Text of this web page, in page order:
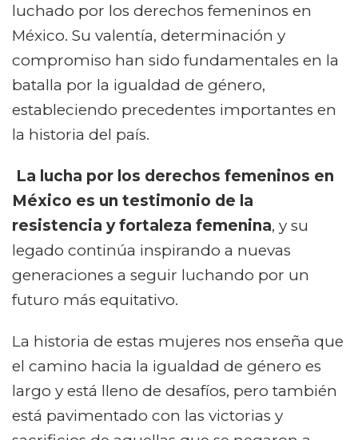
luchado por los derechos femeninos en
México. Su valentía, determinación y
compromiso han sido fundamentales en la
batalla por la igualdad de género,
estableciendo precedentes importantes en
la historia del país.
La lucha por los derechos femeninos en
México es un testimonio de la
resistencia y fortaleza femenina, y su
legado continúa inspirando a nuevas
generaciones a seguir luchando por un
futuro más equitativo.
La historia de estas mujeres nos enseña que
el camino hacia la igualdad de género es
largo y está lleno de desafíos, pero también
está pavimentado con las victorias y